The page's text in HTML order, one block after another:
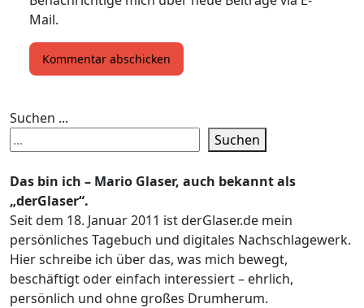
Mail.
Suchen ...
Suchen
Das bin ich – Mario Glaser, auch bekannt als
„derGlaser“.
Seit dem 18. Januar 2011 ist derGlaser.de mein
persönliches Tagebuch und digitales Nachschlagewerk.
Hier schreibe ich über das, was mich bewegt,
beschäftigt oder einfach interessiert – ehrlich,
persönlich und ohne großes Drumherum.